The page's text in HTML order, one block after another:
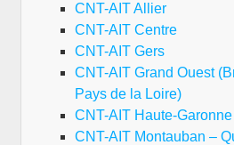
CNT-AIT Allier
CNT-AIT Centre
CNT-AIT Gers
CNT-AIT Grand Ouest
Pays de la Loire)
CNT-AIT Haute-
CNT-AIT Montauban –